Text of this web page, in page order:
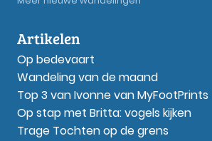
Artikelen
Op bedevaart
Wandeling van de maand
Top 3 van Ivonne van MyFootPrints
Op stap met Britta: vogels kijken
Trage Tochten op de grens